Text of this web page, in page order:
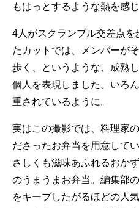
もはっとするような熱を感
4人がスクランブル交差点
たカットでは、メンバーが
歩く、というような、成熟
個人を表現しました。いろ
重されているように。
実はこの撮影では、料理家
ださったお弁当を用意して
さしくも滋味あふれるおか
のうまうまお弁当。編集部
をキープしたがるほどの人